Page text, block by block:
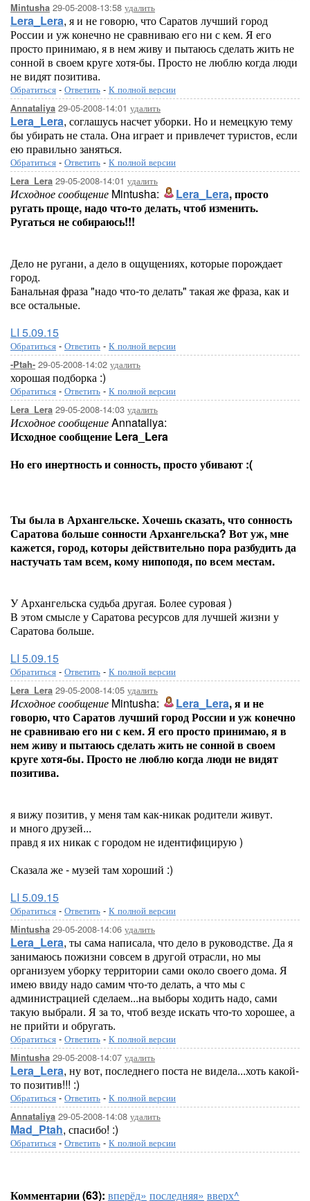
Mintusha 29-05-2008-13:58 удалить
Lera_Lera, я и не говорю, что Саратов лучший город
России и уж конечно не сравниваю его ни с кем. Я его
просто принимаю, я в нем живу и пытаюсь сделать жить не
сонной в своем круге хотя-бы. Просто не люблю когда люди
не видят позитива.
Обратиться - Ответить - К полной версии
Annataliya 29-05-2008-14:01 удалить
Lera_Lera, соглашусь насчет уборки. Но и немецкую тему
бы убирать не стала. Она играет и привлечет туристов, если
ею правильно заняться.
Обратиться - Ответить - К полной версии
Lera_Lera 29-05-2008-14:01 удалить
Исходное сообщение Mintusha: Lera_Lera, просто
ругать проще, надо что-то делать, чтоб изменить.
Ругаться не собираюсь!!!
Дело не ругани, а дело в ощущениях, которые порождает
город.
Банальная фраза "надо что-то делать" такая же фраза, как и
все остальные.
LI 5.09.15
Обратиться - Ответить - К полной версии
-Ptah- 29-05-2008-14:02 удалить
хорошая подборка :)
Обратиться - Ответить - К полной версии
Lera_Lera 29-05-2008-14:03 удалить
Исходное сообщениеAnnataliya:
Исходное сообщение Lera_Lera
Но его инертность и сонность, просто убивают :(
Ты была в Архангельске. Хочешь сказать, что сонность
Саратова больше сонности Архангельска? Вот уж, мне
кажется, город, которы действительно пора разбудить да
настучать там всем, кому нипоподя, по всем местам.
У Архангельска судьба другая. Более суровая )
В этом смысле у Саратова ресурсов для лучшей жизни у
Саратова больше.
LI 5.09.15
Обратиться - Ответить - К полной версии
Lera_Lera 29-05-2008-14:05 удалить
Исходное сообщение Mintusha: Lera_Lera, я и не
говорю, что Саратов лучший город России и уж конечно
не сравниваю его ни с кем. Я его просто принимаю, я в
нем живу и пытаюсь сделать жить не сонной в своем
круге хотя-бы. Просто не люблю когда люди не видят
позитива.
я вижу позитив, у меня там как-никак родители живут.
и много друзей...
правд я их никак с городом не идентифицирую )
Сказала же - музей там хороший :)
LI 5.09.15
Обратиться - Ответить - К полной версии
Mintusha 29-05-2008-14:06 удалить
Lera_Lera, ты сама написала, что дело в руководстве. Да я
занимаюсь пожизни совсем в другой отрасли, но мы
организуем уборку территории сами около своего дома. Я
имею ввиду надо самим что-то делать, а что мы с
администрацией сделаем...на выборы ходить надо, сами
такую выбрали. Я за то, чтоб везде искать что-то хорошее, а
не прийти и обругать.
Обратиться - Ответить - К полной версии
Mintusha 29-05-2008-14:07 удалить
Lera_Lera, ну вот, последнего поста не видела...хоть какой-
то позитив!!! :)
Обратиться - Ответить - К полной версии
Annataliya 29-05-2008-14:08 удалить
Mad_Ptah, спасибо! :)
Обратиться - Ответить - К полной версии
Комментарии (63): вперёд» последняя» вверх^